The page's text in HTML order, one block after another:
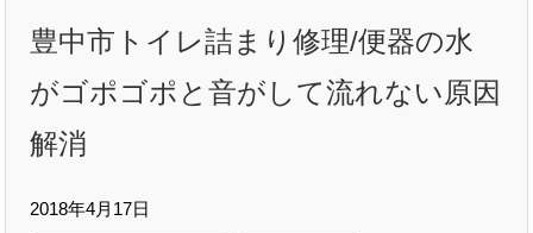
豊中市トイレ詰まり修理/便器の水
がゴポゴポと音がして流れない原因
解消
2018年4月17日